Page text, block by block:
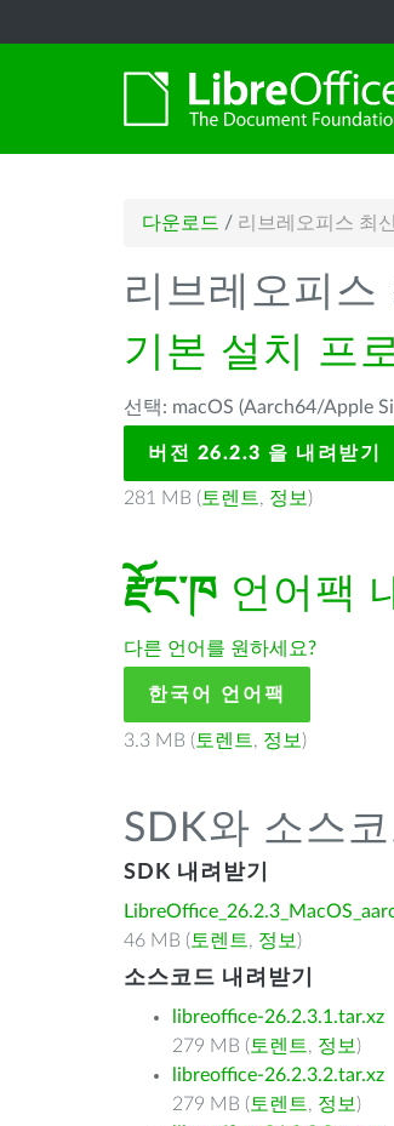
다운로드 / 리브레오피스 최
리브레오피스
기본 설치 프
선택: macOS (Aarch64/Apple
버전 26.2.3 을 내려받기
281 MB ( 토렌트, 정보 )
རྫོང་ཁ 언어팩
다른 언어를 원하세요?
한국어 언어팩
3.3 MB ( 토렌트, 정보 )
SDK와 소스
SDK 내려받기
46 MB ( 토렌트, 정보 )
소스코드 내려받기
libreoffice-26.2.3.1.tar.xz
279 MB ( 토렌트, 정보 )
libreoffice-26.2.3.2.tar.xz
279 MB ( 토렌트, 정보 )